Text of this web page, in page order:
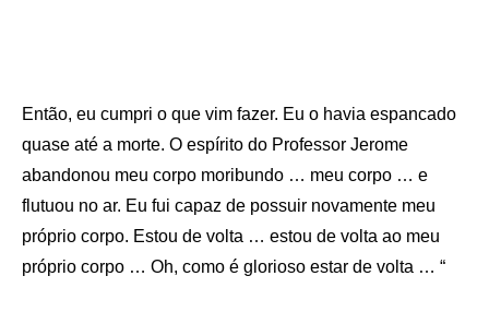
Então, eu cumpri o que vim fazer. Eu o havia espancado
quase até a morte. O espírito do Professor Jerome
abandonou meu corpo moribundo … meu corpo … e
flutuou no ar. Eu fui capaz de possuir novamente meu
próprio corpo. Estou de volta … estou de volta ao meu
próprio corpo … Oh, como é glorioso estar de volta … “